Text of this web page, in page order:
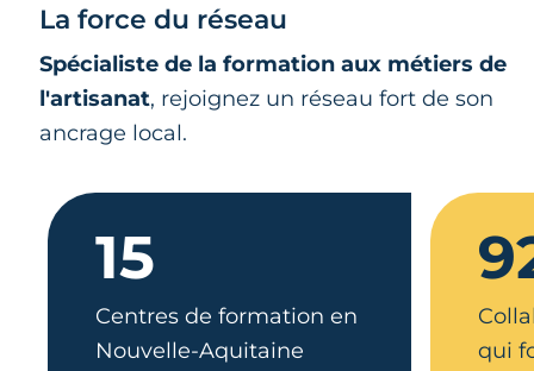
La force du réseau
Spécialiste de la formation aux métiers de
l'artisanat, rejoignez un réseau fort de son
ancrage local.
15
Centres de formation en
Nouvelle-Aquitaine
qui